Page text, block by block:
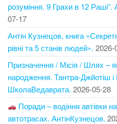
розуміння. 9 Грахи в 12 Раші”.
07-17
Антін Кузнецов, книга
рівні та 5 станів людей». 2026-
Призначення / Місія / Шлях –
народження. Тантра-Джйотіш і
ШколаВедаврата. 2026-05-28
Поради – водіння автівки
автотрасах. АнтінКузнецов.